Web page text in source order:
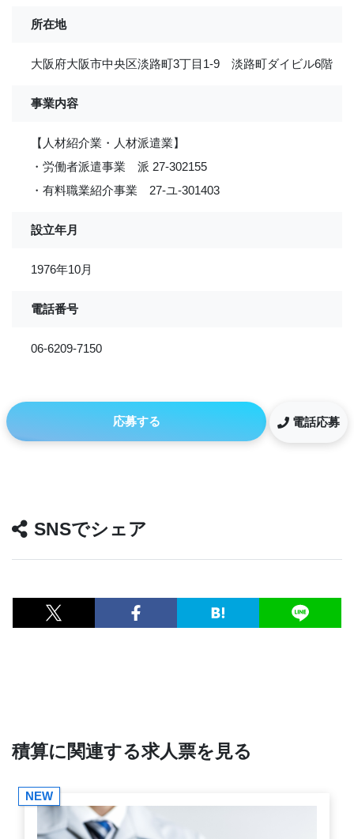
所在地
大阪府大阪市中央区淡路町3丁目1-9 淡路町ダイビル6階
事業内容
【人材紹介業・人材派遣業】
・労働者派遣事業 派 27-302155
・有料職業紹介事業 27-ユ-301403
設立年月
1976年10月
電話番号
06-6209-7150
応募する 電話応募
SNSでシェア
積算に関連する求人票を見る
NEW